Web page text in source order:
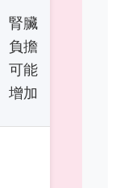
腎臟
負擔
可能
增加